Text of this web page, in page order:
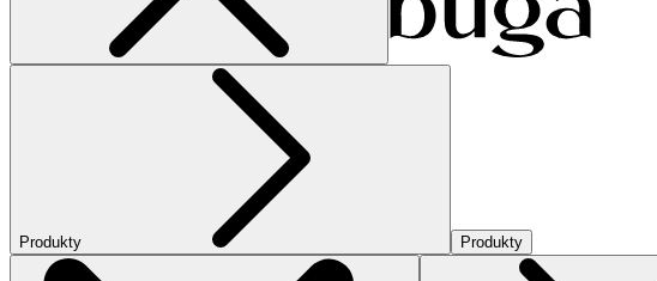
Produkty Produkty